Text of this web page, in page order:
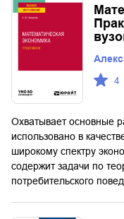
4
Охватывает основные
использовано в
широкому спектру
содержит задачи по
потребительского